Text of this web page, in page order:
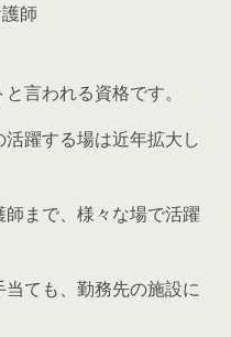
師
言われる資格です。
躍する場は近年拡大し
まで、様々な場で活躍
ても、勤務先の施設に